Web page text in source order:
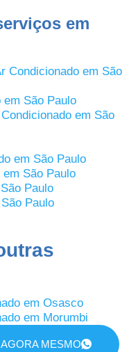
em
Condicionado em São
em São Paulo
em São
em São Paulo
São Paulo
Paulo
Paulo
em Osasco
em Morumbi
MESMO